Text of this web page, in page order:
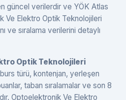
güncel verilerdir ve YÖK Atlas
Ve Elektro Optik Teknolojileri
ve sıralama verilerini detaylı
Optik Teknolojileri
türü, kontenjan, yerleşen
taban sıralamalar ve son 8
Optoelektronik Ve Elektro